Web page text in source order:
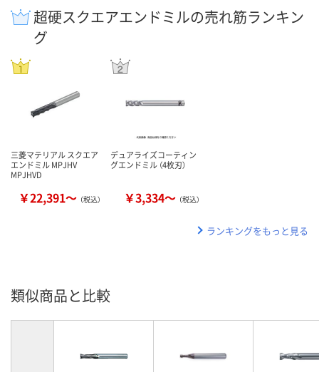
超硬スクエアエンドミルの売れ筋ランキン
グ
三菱マテリアル スクエア
エンドミル MPJHV
MPJHVD
￥22,391～ （税込）
デュアライズコーティン
グエンドミル （4枚刃）
￥3,334～ （税込）
ランキングをもっと見る
類似商品と比較